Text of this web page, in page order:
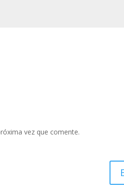
vez que comente.